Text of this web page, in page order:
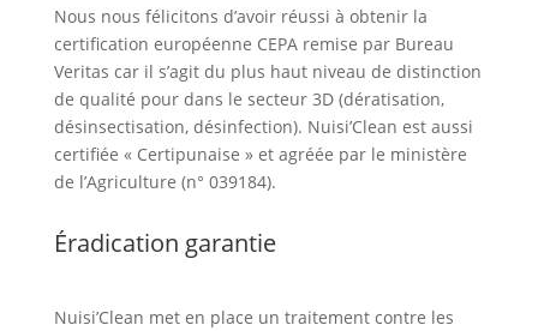
Nous nous félicitons d’avoir réussi à obtenir la
certification européenne CEPA remise par Bureau
Veritas car il s’agit du plus haut niveau de distinction
de qualité pour dans le secteur 3D (dératisation,
désinsectisation, désinfection). Nuisi’Clean est aussi
certifiée « Certipunaise » et agréée par le ministère
de l’Agriculture (n° 039184).
Éradication garantie
Nuisi’Clean met en place un traitement contre les